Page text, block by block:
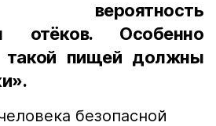
вероятность
отёков. Особенно
пищей должны
безопасной